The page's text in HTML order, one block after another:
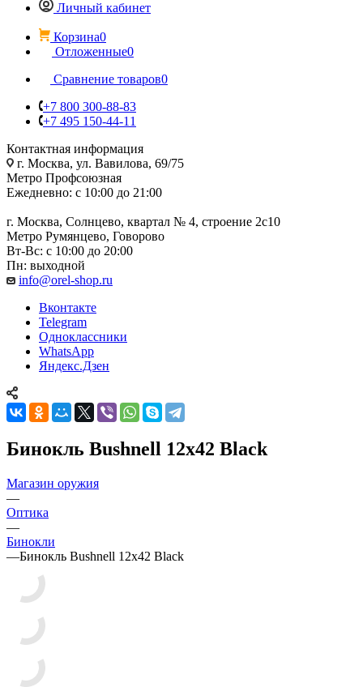
Личный кабинет
Корзина0
Отложенные0
Сравнение товаров0
+7 800 300-88-83
+7 495 150-44-11
Контактная информация
г. Москва, ул. Вавилова, 69/75
Метро Профсоюзная
Ежедневно: с 10:00 до 21:00
г. Москва, Солнцево, квартал № 4, строение 2с10
Метро Румянцево, Говорово
Вт-Вс: с 10:00 до 20:00
Пн: выходной
info@orel-shop.ru
Вконтакте
Telegram
Одноклассники
WhatsApp
Яндекс.Дзен
Бинокль Bushnell 12x42 Black
Магазин оружия
—
Оптика
—
Бинокли
—Бинокль Bushnell 12x42 Black